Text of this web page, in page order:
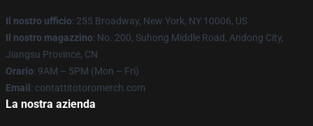
Il nostro ufficio: 255 Broadway, New York, NY 10006, US
Il nostro magazzino: No. 200, Suhong Middle Road, Andong City,
Jiangsu Province, CN
Orario: 9AM – 5PM (Mon – Fri)
Email : contattitotoromerch.com
La nostra azienda